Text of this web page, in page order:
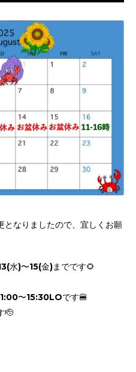
なりましたので、宜しくお願
水)〜15(金)までです🌻
〜15:30LOです🍔
🫡